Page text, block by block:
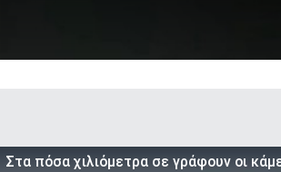
Στα πόσα χιλιόμετρα σε γράφουν οι